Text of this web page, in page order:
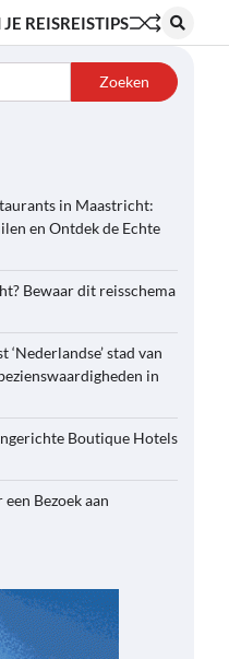
REISREISTIPS
Zoeken
in Maastricht:
en Ontdek de Echte
Bewaar dit reisschema
stad van
in
Boutique Hotels
Bezoek aan